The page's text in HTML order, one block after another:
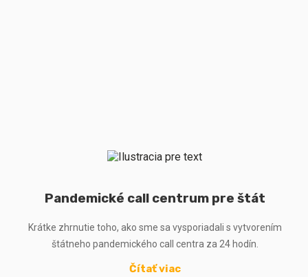
Pandemické call centrum pre štát
Krátke zhrnutie toho, ako sme sa vysporiadali s vytvorením
štátneho pandemického call centra za 24 hodín.
Čítať viac